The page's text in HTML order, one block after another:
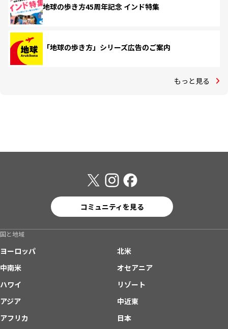
地球の歩き方45周年記念 インド特集
「地球の歩き方」シリーズ広告のご案内
もっと見る
コミュニティを見る
国と地域
ヨーロッパ
北米
中南米
オセアニア
ハワイ
リゾート
アジア
中近東
アフリカ
日本